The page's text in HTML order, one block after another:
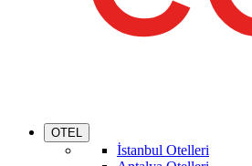
OTEL
İstanbul Otelleri